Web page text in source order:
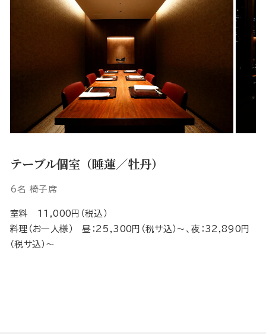
テーブル個室（睡蓮／牡丹）
6名 椅子席
室料 11,000円（税込）
料理（お一人様） 昼：25,300円（税サ込）～、夜：32,890円
（税サ込）～